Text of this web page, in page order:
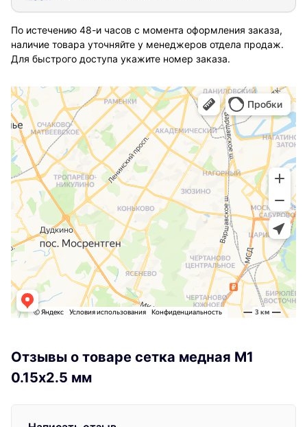
По истечению 48-и часов с момента оформления заказа,
наличие товара уточняйте у менеджеров отдела продаж.
Для быстрого доступа укажите номер заказа.
Отзывы о товаре сетка медная М1
0.15х2.5 мм